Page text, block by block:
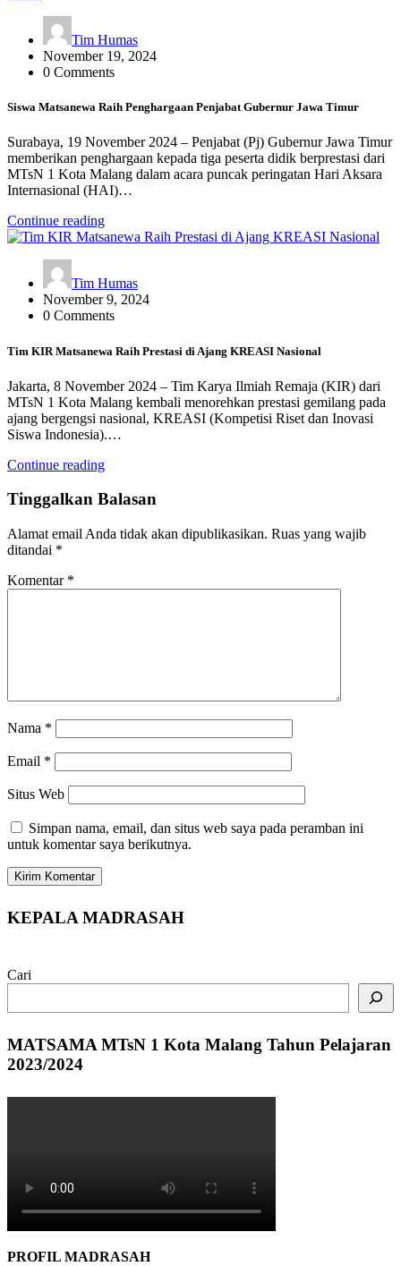
Tim Humas
November 19, 2024
0 Comments
Siswa Matsanewa Raih Penghargaan Penjabat Gubernur Jawa Timur
Surabaya, 19 November 2024 – Penjabat (Pj) Gubernur Jawa Timur
memberikan penghargaan kepada tiga peserta didik berprestasi dari
MTsN 1 Kota Malang dalam acara puncak peringatan Hari Aksara
Internasional (HAI)…
Continue reading
Tim Humas
November 9, 2024
0 Comments
Tim KIR Matsanewa Raih Prestasi di Ajang KREASI Nasional
Jakarta, 8 November 2024 – Tim Karya Ilmiah Remaja (KIR) dari
MTsN 1 Kota Malang kembali menorehkan prestasi gemilang pada
ajang bergengsi nasional, KREASI (Kompetisi Riset dan Inovasi
Siswa Indonesia).…
Continue reading
Tinggalkan Balasan
Alamat email Anda tidak akan dipublikasikan. Ruas yang wajib
ditandai *
Komentar *
Nama *
Email *
Situs Web
Simpan nama, email, dan situs web saya pada peramban ini
untuk komentar saya berikutnya.
KEPALA MADRASAH
Cari
MATSAMA MTsN 1 Kota Malang Tahun Pelajaran
2023/2024
PROFIL MADRASAH